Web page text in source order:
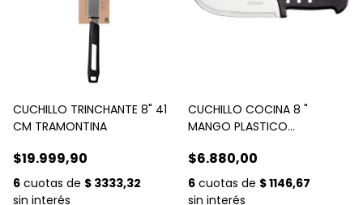
CUCHILLO TRINCHANTE 8" 41
CM TRAMONTINA
$19.999,90
CUCHILLO COCINA 8 "
MANGO PLASTICO
$6.880,00